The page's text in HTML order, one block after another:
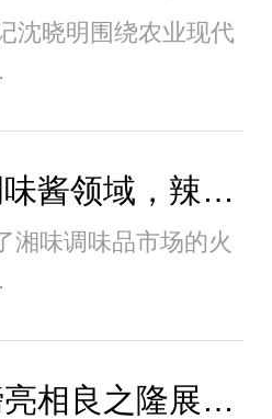
沈晓明围绕农业现代
深耕复合湘味调味酱领域，辣妹子的“湘味”出..
湘味调味品市场的火
辣妹子新品重磅亮相良之隆展会，推动行业发..